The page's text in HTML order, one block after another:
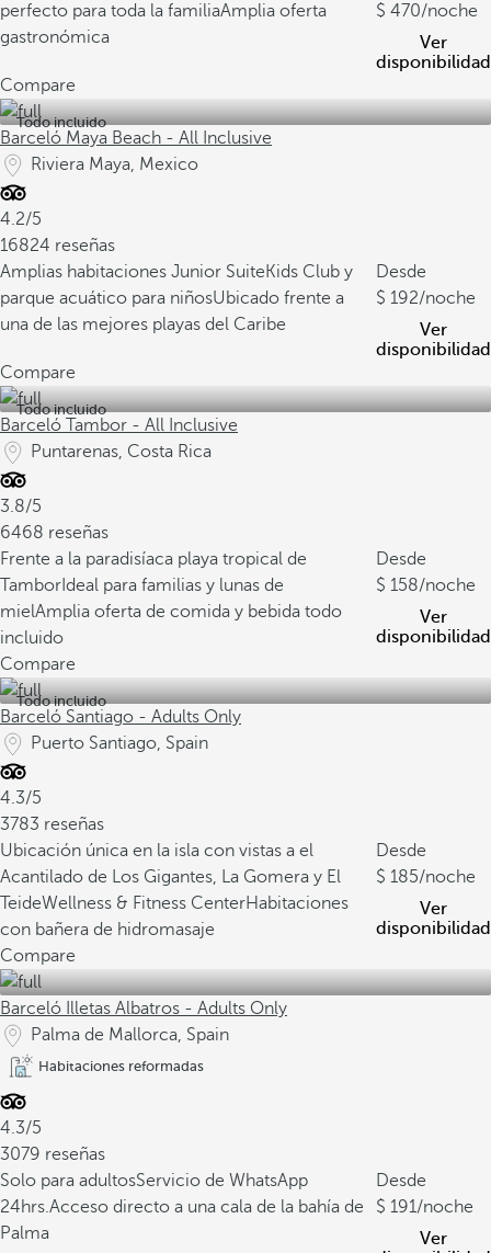
perfecto para toda la familiaAmplia oferta
gastronómica
470/noche
Ver
disponibilidad
Compare
Todo incluido
Barceló Maya Beach - All Inclusive
Riviera Maya, Mexico
4.2/5
16824 reseñas
Amplias habitaciones Junior SuiteKids Club y
parque acuático para niñosUbicado frente a
una de las mejores playas del Caribe
Desde
192/noche
Ver
disponibilidad
Compare
Todo incluido
Barceló Tambor - All Inclusive
Puntarenas, Costa Rica
3.8/5
6468 reseñas
Frente a la paradisíaca playa tropical de
Tambor Ideal para familias y lunas de
mielAmplia oferta de comida y bebida todo
incluido
Desde
158/noche
Ver
disponibilidad
Compare
Todo incluido
Barceló Santiago - Adults Only
Puerto Santiago, Spain
4.3/5
3783 reseñas
Ubicación única en la isla con vistas a el
Acantilado de Los Gigantes, La Gomera y El
TeideWellness & Fitness CenterHabitaciones
con bañera de hidromasaje
Desde
185/noche
Ver
disponibilidad
Compare
Barceló Illetas Albatros - Adults Only
Palma de Mallorca, Spain
Habitaciones reformadas
4.3/5
3079 reseñas
Solo para adultosServicio de WhatsApp
24hrs.Acceso directo a una cala de la bahía de
Palma
Desde
191/noche
Ver